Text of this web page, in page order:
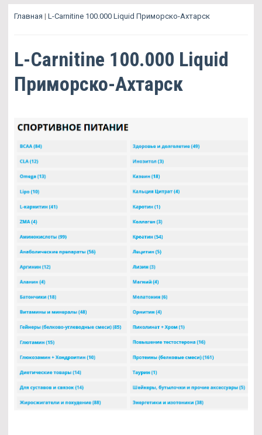
Главная | L-Carnitine 100.000 Liquid Приморско-Ахтарск
L-Carnitine 100.000 Liquid
Приморско-Ахтарск